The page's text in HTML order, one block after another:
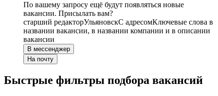
По вашему запросу ещё будут появляться новые
вакансии. Присылать вам?
старший редакторУльяновскС адресомКлючевые слова в
названии вакансии, в названии компании и в описании
вакансии
В мессенджер
На почту
Быстрые фильтры подбора вакансий